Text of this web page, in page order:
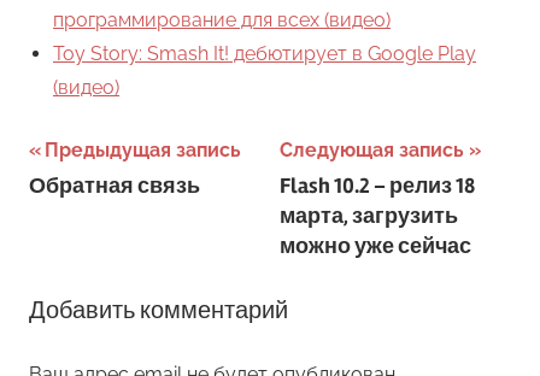
программирование для всех (видео)
Toy Story: Smash It! дебютирует в Google Play
(видео)
Навигация
по
Предыдущая запись
Обратная связь
Следующая запись
Flash 10.2 – релиз 18
марта, загрузить
можно уже сейчас
Добавить комментарий